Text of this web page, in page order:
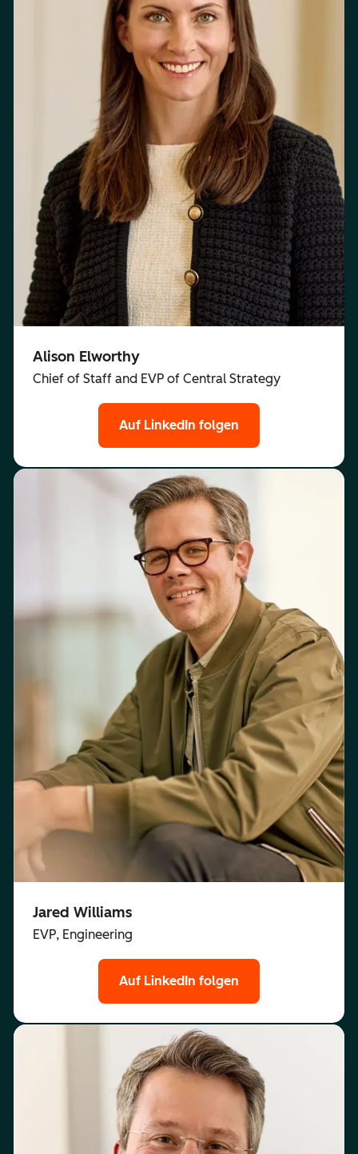
Alison Elworthy
Chief of Staff and EVP of Central Strategy
Auf LinkedIn folgen
Jared Williams
EVP, Engineering
Auf LinkedIn folgen